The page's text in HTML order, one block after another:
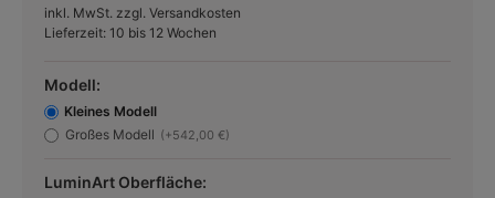
inkl. MwSt. zzgl. Versandkosten
Lieferzeit: 10 bis 12 Wochen
Modell:
Kleines Modell
Großes Modell (+542,00 €)
LuminArt Oberfläche: